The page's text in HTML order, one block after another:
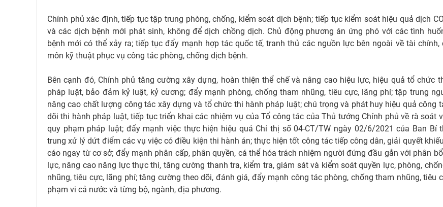
Chính phủ xác định, tiếp tục tập trung phòng, chống, kiểm soát dịch bệnh; tiếp tục kiểm soát hiệu quả dịch
và các dịch bệnh mới phát sinh, không để dịch chồng dịch. Chủ động phương án ứng phó với các tình
bệnh mới có thể xảy ra; tiếp tục đẩy mạnh hợp tác quốc tế, tranh thủ các nguồn lực bên ngoài về tài chính,
môn kỹ thuật phục vụ công tác phòng, chống dịch bệnh.
Bên cạnh đó, Chính phủ tăng cường xây dựng, hoàn thiện thể chế và nâng cao hiệu lực, hiệu quả tổ chức
pháp luật, bảo đảm kỷ luật, kỷ cương; đẩy mạnh phòng, chống tham nhũng, tiêu cực, lãng phí; tập trung
nâng cao chất lượng công tác xây dựng và tổ chức thi hành pháp luật; chú trọng và phát huy hiệu quả công
dõi thi hành pháp luật, tiếp tục triển khai các nhiệm vụ của Tổ công tác của Thủ tướng Chính phủ về rà soát
quy phạm pháp luật; đẩy mạnh việc thực hiện hiệu quả Chỉ thị số 04-CT/TW ngày 02/6/2021 của Ban Bí
trung xử lý dứt điểm các vụ việc có điều kiện thi hành án; thực hiện tốt công tác tiếp công dân, giải quyết
cáo ngay từ cơ sở; đẩy mạnh phân cấp, phân quyền, cá thể hóa trách nhiệm người đứng đầu gắn với phân
lực, nâng cao năng lực thực thi, tăng cường thanh tra, kiểm tra, giám sát và kiểm soát quyền lực, phòng,
nhũng, tiêu cực, lãng phí; tăng cường theo dõi, đánh giá, đẩy mạnh công tác phòng, chống tham nhũng, tiêu
phạm vi cả nước và từng bộ, ngành, địa phương.